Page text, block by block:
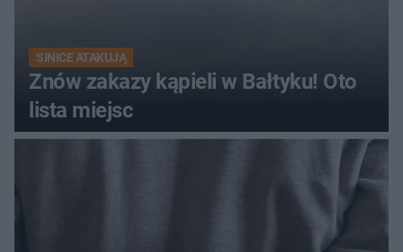
SINICE ATAKUJĄ
Znów zakazy kąpieli w Bałtyku! Oto
lista miejsc